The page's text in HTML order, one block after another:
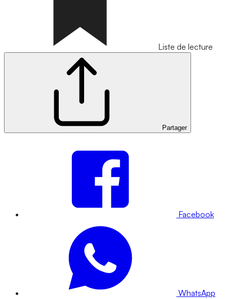
Liste de lecture
Partager
Facebook
WhatsApp